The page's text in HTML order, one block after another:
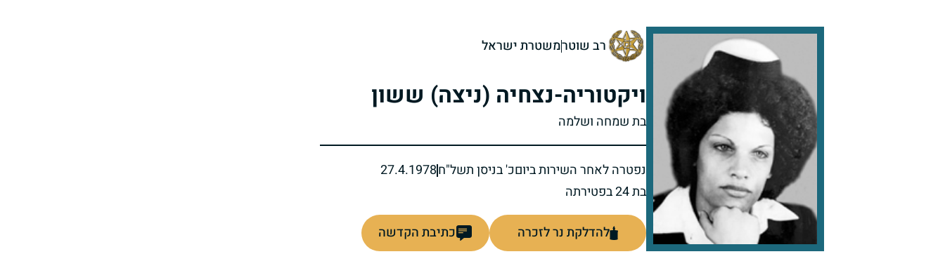
רב שוטרמשטרת ישראל
ויקטוריה-נצחיה (ניצה) ששון
בת שמחה ושלמה
נפטרה לאחר השירות ביוםכ' בניסן תשל"ח27.4.1978
בת 24 בפטירתה
להדלקת נר לזכרה כתיבת הקדשה